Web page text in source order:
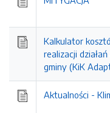
Kalkulator
realizacji
gminy (KiK
Aktualności -